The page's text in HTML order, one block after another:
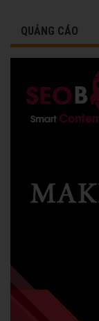
QUẢNG CÁO